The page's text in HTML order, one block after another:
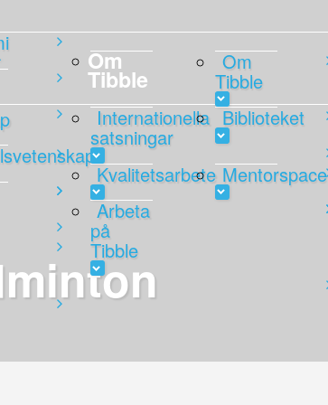
Om
Tibble
Om
Tibble
Internationella
satsningar
Biblioteket
Kvalitetsarbete Mentorspace
Arbeta
på
Tibble